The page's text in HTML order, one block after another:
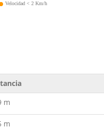
Velocidad < 2 Km/h
m
m